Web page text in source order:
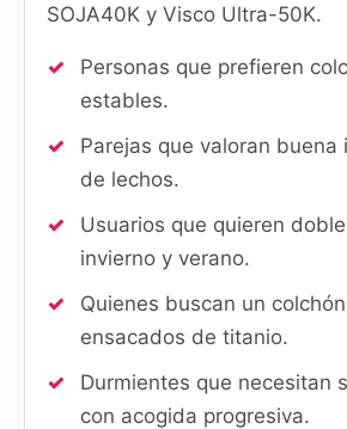
SOJA40K y Visco Ultra-50K.
Personas que prefieren
estables.
Parejas que valoran buena
de lechos.
Usuarios que quieren
invierno y verano.
Quienes buscan un
ensacados de titanio.
Durmientes que necesitan
con acogida progresiva.